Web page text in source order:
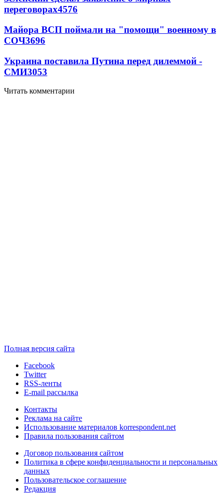
переговорах4576
Майора ВСП поймали на "помощи" военному в
СОЧ3696
Украина поставила Путина перед дилеммой -
СМИ3053
Читать комментарии
Полная версия сайта
Facebook
Twitter
RSS-ленты
E-mail рассылка
Контакты
Реклама на сайте
Использование материалов korrespondent.net
Правила пользования сайтом
Договор пользования сайтом
Политика в сфере конфиденциальности и персональных
данных
Пользовательское соглашение
Редакция